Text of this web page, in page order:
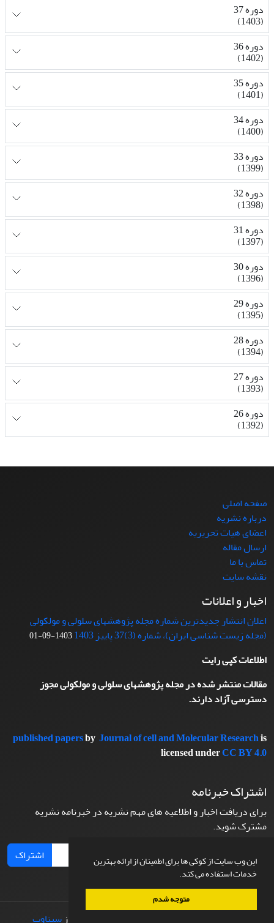
این وب سایت از کوکی ها برای اطمینان از ارائه بهترین
خدمات استفاده می کند.
متوجه شدم
دوره 37
(1403)
دوره 36
(1402)
دوره 35
(1401)
دوره 34
(1400)
دوره 33
(1399)
دوره 32
(1398)
دوره 31
(1397)
دوره 30
(1396)
دوره 29
(1395)
دوره 28
(1394)
دوره 27
(1393)
دوره 26
(1392)
صفحه اصلی
درباره نشریه
اعضای هیات تحریریه
ارسال مقاله
تماس با ما
نقشه سایت
اخبار و اعلانات
اعلان انتشار جدیدترین شماره مجله پژوهشهای سلولی و مولکولی
(مجله زیست شناسی ایران)، شماره (3)37 پاییز 1403
1403-09-01
اطلاعات کپی رایت
مقالات منتشر شده در مجله پژوهشهای سلولی و مولکولی مجوز
دسترسی آزاد دارند.
published papersby Journal of cell and Molecular Researchis
licensed underCC BY 4.0
اشتراک خبرنامه
برای دریافت اخبار و اطلاعیه های مهم نشریه در خبرنامه نشریه
مشترک شوید.
اشتراک
طراحی و پیاده سازی از سیناوب